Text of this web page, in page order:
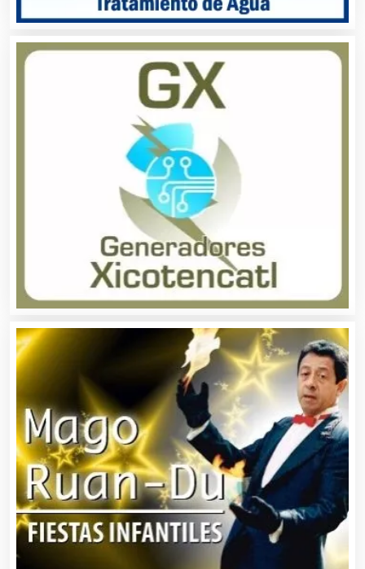
Arquitectos
Artes Gráficas
Artículos de Oficina
Artículos de Piel
Artículos Deportivos
Artículos Importados
Artículos para el Hogar
Artículos para Regalos